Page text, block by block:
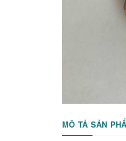
MÔ TẢ SẢN